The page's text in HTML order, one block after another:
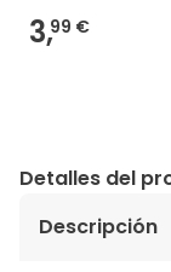
3,99 €
Detalles del
Descripción